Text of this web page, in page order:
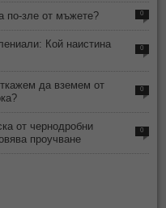
по-зле от мъжете? 0
Кой наистина
0
да вземем от
0
от чернодробни
проучване
0